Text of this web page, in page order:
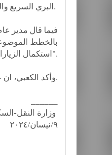
البري السريع والسككي المارين في المحافظة.
فيما قال مدير
استكمال الزيارات والجولات في بقية المحافظات لإنجاز توقيع جميع المحاضر".
وأكد الكعبي، ان عددا من المحافظات الأخرى ستعلن إنجاز متطلبات طريق التنمية قريبا.
٩/نيسان/٢٠٢٤